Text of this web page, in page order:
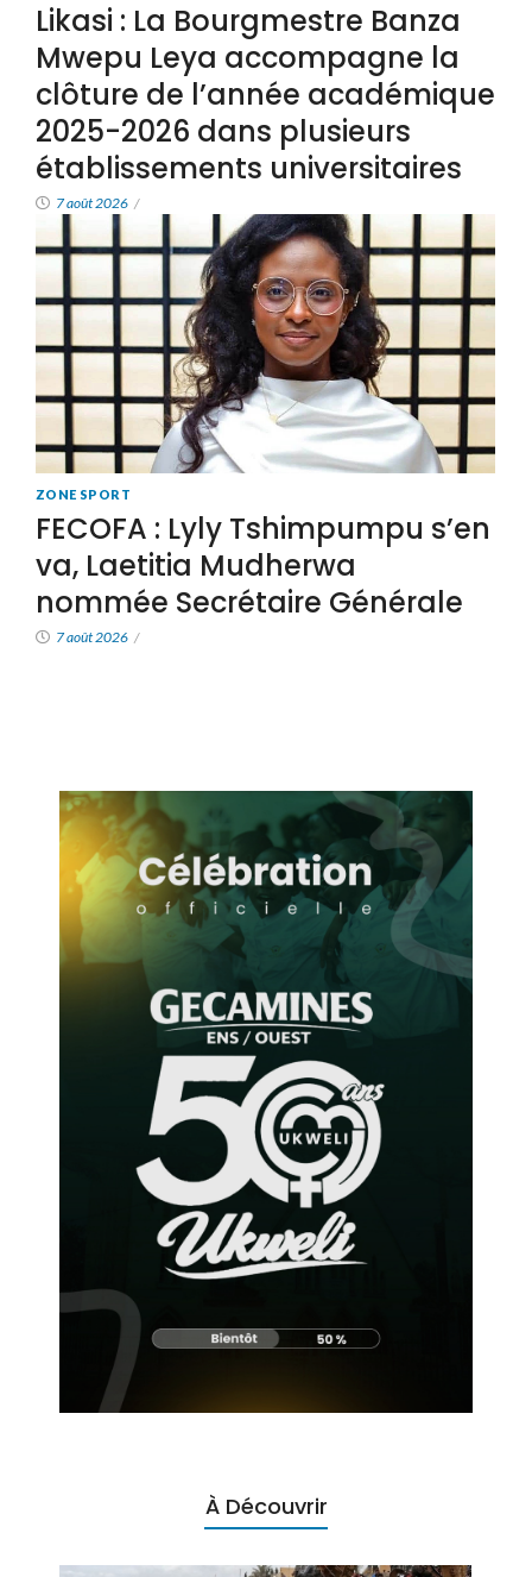
Likasi : La Bourgmestre Banza
Mwepu Leya accompagne la
clôture de l’année académique
2025-2026 dans plusieurs
établissements universitaires
7 août 2026 /
ZONE SPORT
FECOFA : Lyly Tshimpumpu s’en
va, Laetitia Mudherwa
nommée Secrétaire Générale
7 août 2026 /
À Découvrir